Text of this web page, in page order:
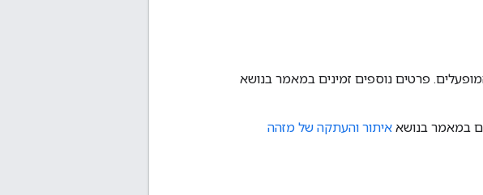
איתור והעתקה של מזהה